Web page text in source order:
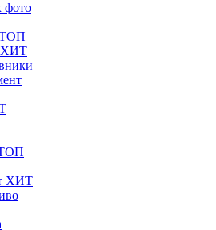
фото
ХИТ
ХИТ